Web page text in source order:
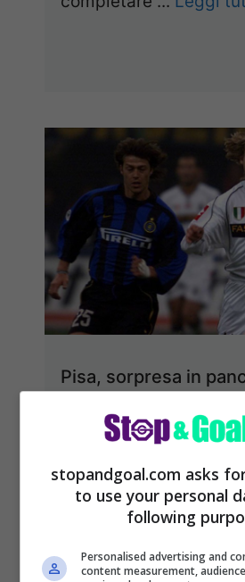
Pisa, sorpresa in
riconoscete?
Il futuro del Pisa si sta
in questi giorni:
Inzaghi è una certezza
Leggi tutto
stopandgoal.com asks
to use your personal
following
Personalised advertising and
content measurement,